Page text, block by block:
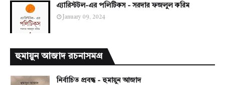
এ্যারিস্টটল-এর পলিটিকস - সরদার ফজলুল করিম
January 09, 2024
হুমায়ুন আজাদ রচনাসমগ্র
নির্বাচিত প্রবন্ধ - হুমায়ুন আজাদ